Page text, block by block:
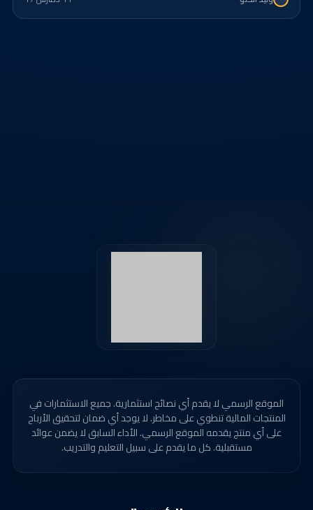
الموقع الرسمي لا يقدم أي نصائح استثمارية. جميع الاستثمارات في
المنتجات المالية تنطوي على مخاطر. لا يوجد أي ضمان لتحقيق الأرباح
على أي منتج يقدمه الموقع الرسمي. الأداء السابق لا يضمن عوائد
مستقبلية. كل ما يقدم على سبيل التعليم والتدريب.